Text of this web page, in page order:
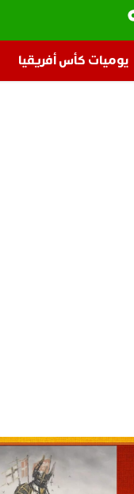
يوميات كأس أفريقيا